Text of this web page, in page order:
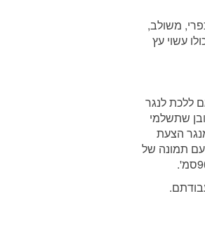
משולב,
עשוי עץ
ללכת לנגר
שתשלמי
הצעת
עם תמונה של